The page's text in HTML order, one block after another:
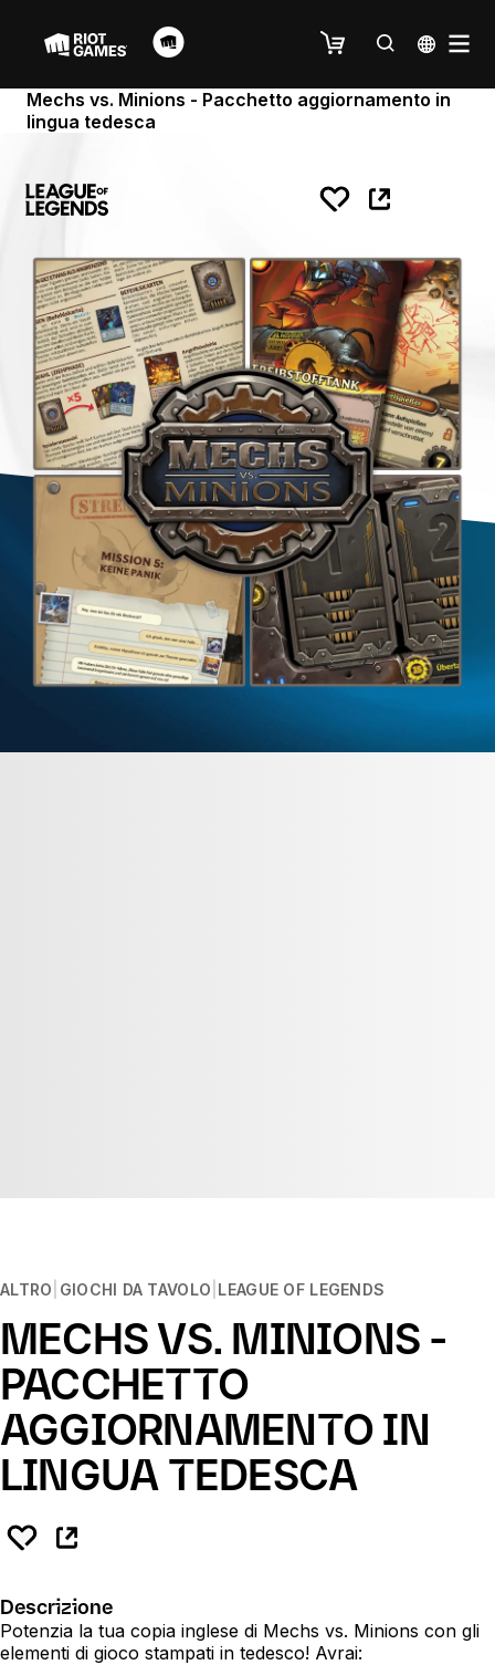
Mechs vs. Minions - Pacchetto aggiornamento in
lingua tedesca
ALTRO GIOCHI DA TAVOLO LEAGUE OF LEGENDS
MECHS VS. MINIONS -
PACCHETTO
AGGIORNAMENTO IN
LINGUA TEDESCA
Descrizione
Potenzia la tua copia inglese di Mechs vs. Minions con gli
elementi di gioco stampati in tedesco! Avrai: